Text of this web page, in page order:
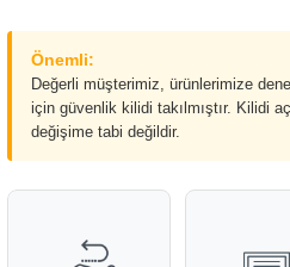
Önemli:
Değerli müşterimiz, ürünlerimize
için güvenlik kilidi takılmıştır. Kilidi
değişime tabi değildir.